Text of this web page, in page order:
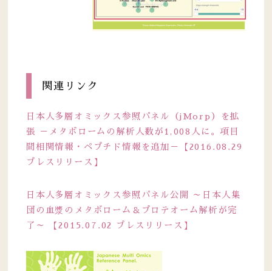
関連リンク
日本人多層オミックス参照パネル（jMorp）を拡
張 －メタボロームの解析人数が1,008人に。項目
間相関情報・ペプチド情報を追加－【2016.08.29
プレスリリース】
日本人多層オミックス参照パネル公開 ～日本人集
団の血漿のメタボローム＆プロテオーム解析が完
了～ 【2015.07.02 プレスリリース】